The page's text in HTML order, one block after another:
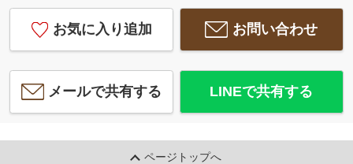
お気に入り追加 お問い合わせ
メールで共有する LINEで共有する
ページトップへ